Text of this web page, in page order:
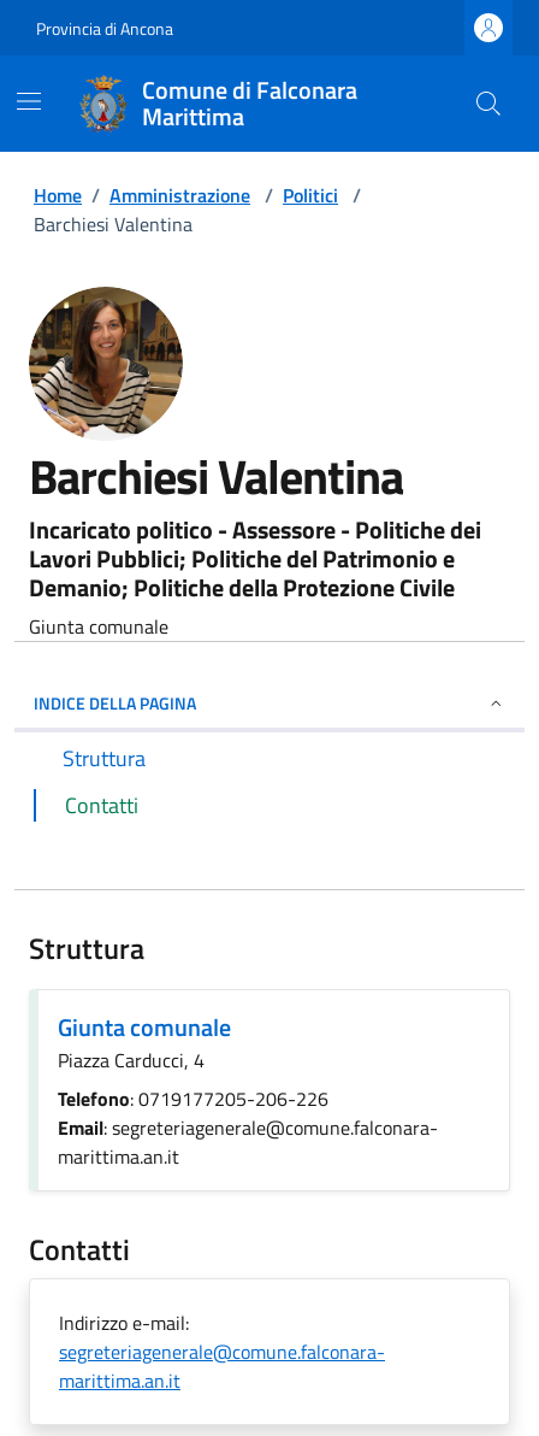
Provincia di Ancona
Comune di Falconara
Marittima
Home / Amministrazione / Politici /
Barchiesi Valentina
Barchiesi Valentina
Incaricato politico - Assessore - Politiche dei
Lavori Pubblici; Politiche del Patrimonio e
Demanio; Politiche della Protezione Civile
Giunta comunale
INDICE DELLA PAGINA
Struttura
Contatti
Struttura
Giunta comunale
Piazza Carducci, 4
Telefono: 0719177205-206-226
Email: segreteriagenerale@comune.falconara-
marittima.an.it
Contatti
Indirizzo e-mail:
segreteriagenerale@comune.falconara-
marittima.an.it